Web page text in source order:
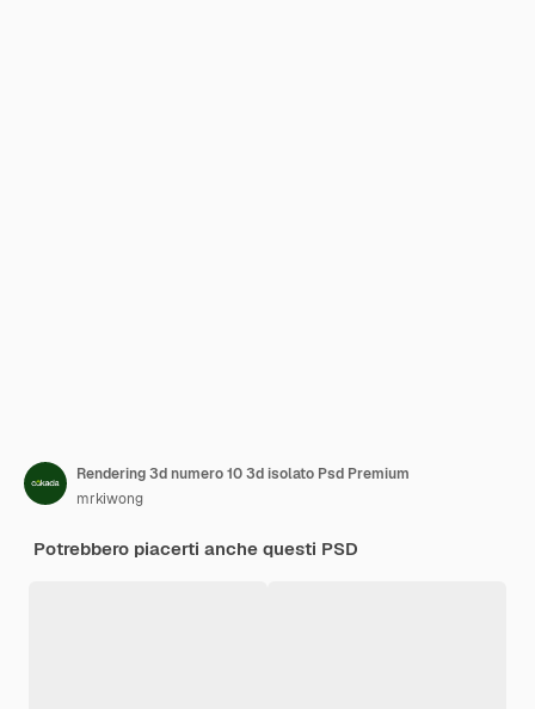
Rendering 3d numero 10 3d isolato Psd Premium
mrkiwong
Potrebbero piacerti anche questi PSD